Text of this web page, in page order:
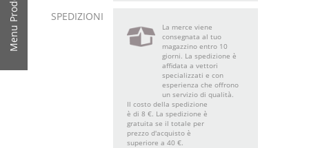
SPEDIZIONI
La merce viene
consegnata al tuo
magazzino entro 10
giorni. La spedizione è
affidata a vettori
specializzati e con
esperienza che offrono
un servizio di qualità.
Il costo della spedizione
è di 8 €. La spedizione è
gratuita se il totale per
prezzo d'acquisto è
superiore a 40 €.
Menu Prodotti